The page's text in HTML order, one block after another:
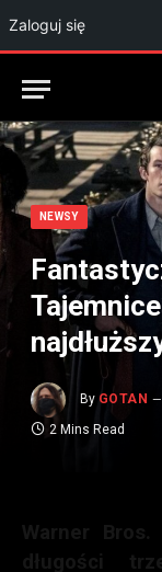
Zaloguj się
NEWSY
By GOTAN
2 Mins Read